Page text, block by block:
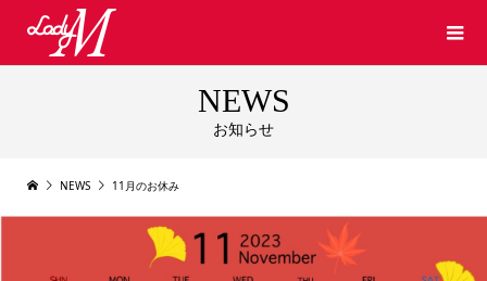
NEWS
お知らせ
NEWS 11月のお休み